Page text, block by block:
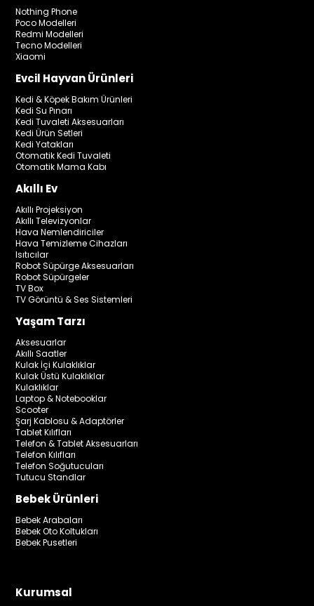
Nothing Phone
Poco Modelleri
Redmi Modelleri
Tecno Modelleri
Xiaomi
Evcil Hayvan Ürünleri
Kedi & Köpek Bakım Ürünleri
Kedi Su Pınarı
Kedi Tuvaleti Aksesuarları
Kedi Ürün Setleri
Kedi Yatakları
Otomatik Kedi Tuvaleti
Otomatik Mama Kabı
Akıllı Ev
Akıllı Projeksiyon
Akıllı Televizyonlar
Hava Nemlendiriciler
Hava Temizleme Cihazları
Isıtıcılar
Robot Süpürge Aksesuarları
Robot Süpürgeler
TV Box
TV Görüntü & Ses Sistemleri
Yaşam Tarzı
Aksesuarlar
Akıllı Saatler
Kulak İçi Kulaklıklar
Kulak Üstü Kulaklıklar
Kulaklıklar
Laptop & Notebooklar
Scooter
Şarj Kablosu & Adaptörler
Tablet Kılıfları
Telefon & Tablet Aksesuarları
Telefon Kılıfları
Telefon Soğutucuları
Tutucu Standlar
Bebek Ürünleri
Bebek Arabaları
Bebek Oto Koltukları
Bebek Pusetleri
Kurumsal